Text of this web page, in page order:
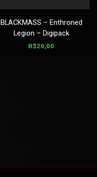
BLACKMASS – Enthroned
Legion – Digipack
R$20,00